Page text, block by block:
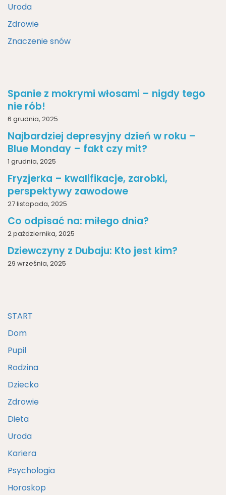
Uroda
Zdrowie
Znaczenie snów
Spanie z mokrymi włosami – nigdy tego
nie rób!
6 grudnia, 2025
Najbardziej depresyjny dzień w roku –
Blue Monday – fakt czy mit?
1 grudnia, 2025
Fryzjerka – kwalifikacje, zarobki,
perspektywy zawodowe
27 listopada, 2025
Co odpisać na: miłego dnia?
2 października, 2025
Dziewczyny z Dubaju: Kto jest kim?
29 września, 2025
START
Dom
Pupil
Rodzina
Dziecko
Zdrowie
Dieta
Uroda
Kariera
Psychologia
Horoskop